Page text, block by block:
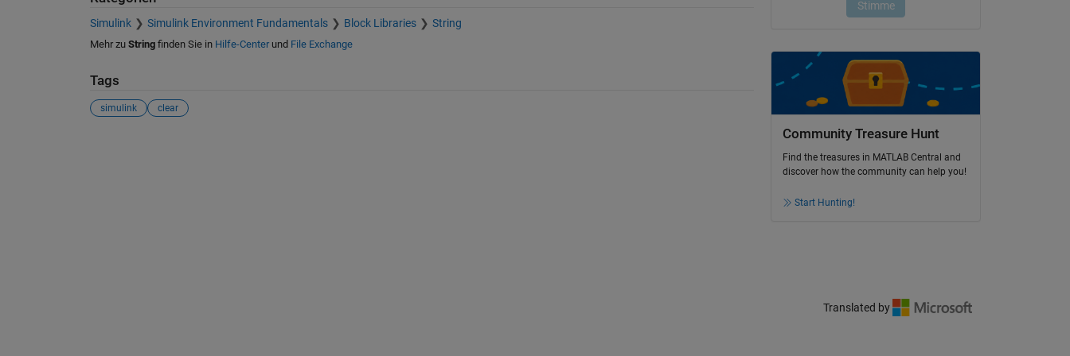
Simulink Simulink Environment Fundamentals Block Libraries String
Mehr zu Stringfinden Sie in Hilfe-Centerund File Exchange
Tags
simulink clear
Community Treasure Hunt
Find the treasures in MATLAB Central and
discover how the community can help you!
Start Hunting!
Translated by